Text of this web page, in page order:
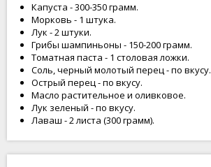
Капуста - 300-350 грамм.
Морковь - 1 штука.
Лук - 2 штуки.
Грибы шампиньоны - 150-200 грамм.
Томатная паста - 1 столовая ложки.
Соль, черный молотый перец - по вкусу.
Острый перец - по вкусу.
Масло растительное и оливковое.
Лук зеленый - по вкусу.
Лаваш - 2 листа (300 грамм).